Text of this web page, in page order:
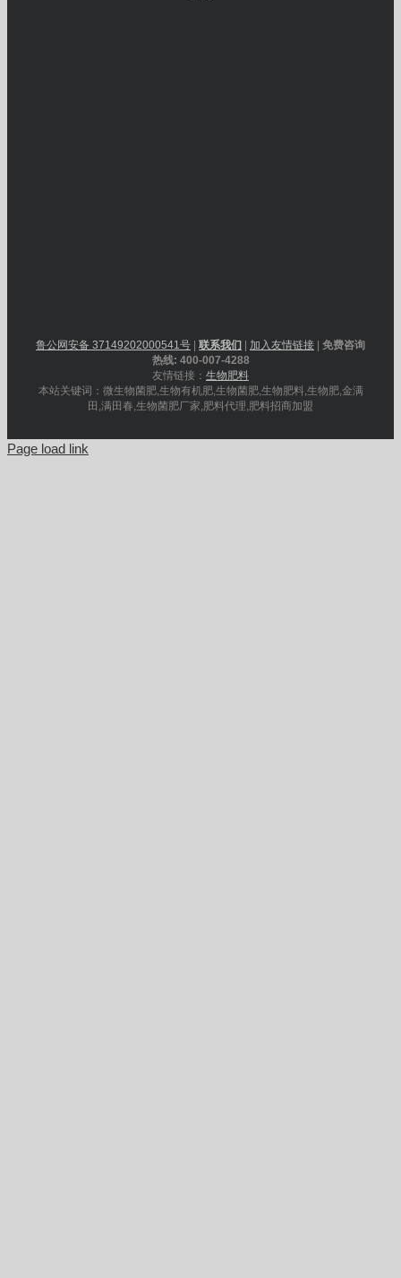
鲁公网安备 37149202000541号 联系我们 加入友情链接
免费咨询
热线: 400-007-4288
友情链接： 生物肥料
本站关键词：微生物菌肥,生物有机肥,生物菌肥,生物肥料,生物肥,金满
田,满田春,生物菌肥厂家,肥料代理,肥料招商加盟
Page load link